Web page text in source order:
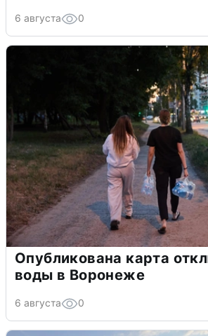
6 августа 0
Опубликована карта
воды в Воронеже
6 августа 0